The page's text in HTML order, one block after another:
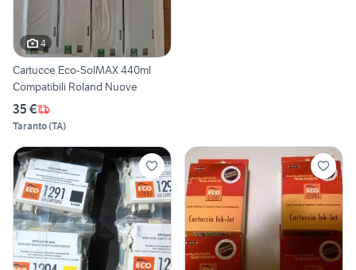
4
Cartucce Eco-SolMAX 440ml
Compatibili Roland Nuove
35 €
Taranto(TA)